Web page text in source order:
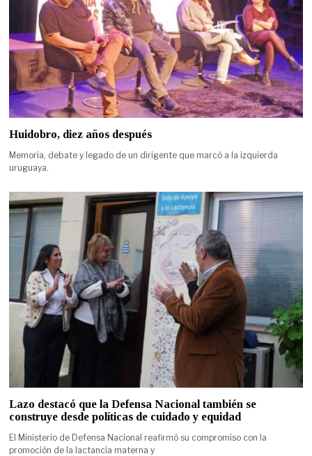
Huidobro, diez años después
Memoria, debate y legado de un dirigente que marcó a la izquierda
uruguaya.
Lazo destacó que la Defensa Nacional también se
construye desde políticas de cuidado y equidad
El Ministerio de Defensa Nacional reafirmó su compromiso con la
promoción de la lactancia materna y